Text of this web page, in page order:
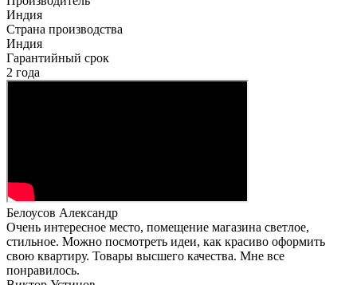
Индия
Страна производства
Индия
Гарантийный срок
2 года
Белоусов Александр
Очень интересное место, помещение магазина светлое,
стильное. Можно посмотреть идеи, как красиво оформить
свою квартиру. Товары высшего качества. Мне все
понравилось.